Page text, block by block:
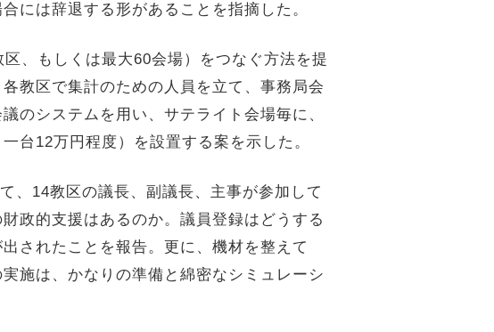
には辞退する形があることを指摘した。
、もしくは最大60会場）をつなぐ方法を提
教区で集計のための人員を立て、事務局会
のシステムを用い、サテライト会場毎に、
台12万円程度）を設置する案を示した。
、14教区の議長、副議長、主事が参加して
政的支援はあるのか。議員登録はどうする
されたことを報告。更に、機材を整えて
施は、かなりの準備と綿密なシミュレーシ